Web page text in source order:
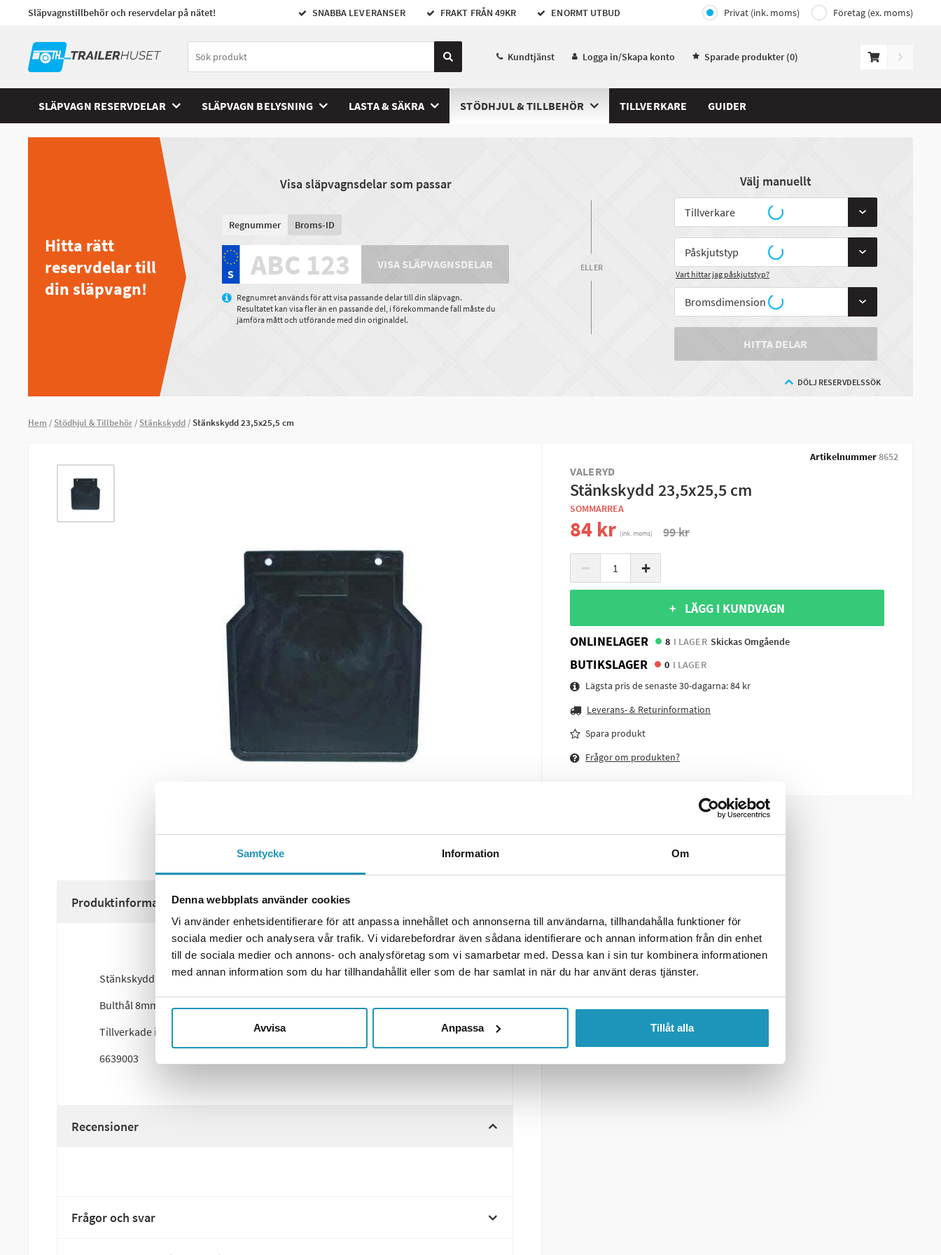
Samtycke Information Om
Denna webbplats använder cookies
Vi använder enhetsidentifierare för att anpassa innehållet och annonserna till användarna, tillhandahålla funktioner för
sociala medier och analysera vår trafik. Vi vidarebefordrar även sådana identifierare och annan information från din enhet
till de sociala medier och annons- och analysföretag som vi samarbetar med. Dessa kan i sin tur kombinera informationen
med annan information som du har tillhandahållit eller som de har samlat in när du har använt deras tjänster.
Avvisa Anpassa Tillåt alla
Släpvagnstillbehör och reservdelar på nätet! SNABBA LEVERANSER FRAKT FRÅN 49KR ENORMT UTBUD Privat (ink. moms) Företag (ex. moms)
Kundtjänst Logga in/Skapa konto Sparade produkter (0)
SLÄPVAGN RESERVDELAR SLÄPVAGN BELYSNING LASTA & SÄKRA STÖDHJUL & TILLBEHÖR TILLVERKARE GUIDER
Hitta rätt
reservdelar till
din släpvagn!
Visa släpvagnsdelar som passar
Regnummer Broms-ID
VISA SLÄPVAGNSDELAR
Regnumret används för att visa passande delar till din släpvagn.
Resultatet kan visa fler än en passande del, i förekommande fall måste du
jämföra mått och utförande med din originaldel.
ELLER
Välj manuellt
Vart hittar jag påskjutstyp?
HITTA DELAR
DÖLJ RESERVDELSSÖK
Hem Stödhjul & Tillbehör Stänkskydd Stänkskydd 23,5x25,5 cm
Artikelnummer8652
VALERYD
Stänkskydd 23,5x25,5 cm
SOMMARREA
84 kr (ink. moms) 99 kr
− +
+ LÄGG I KUNDVAGN
ONLINELAGER 8 I LAGER Skickas Omgående
BUTIKSLAGER 0 I LAGER
Lägsta pris de senaste 30-dagarna:84 kr
Leverans- & Returinformation
Spara produkt
Frågor om produkten?
Produktinformation
Stänkskydd 23,5x25,5 cm till släpvagn.
Bulthål 8mm, CC 128mm.
Tillverkade i svart gummi.
6639003
Recensioner
Frågor och svar